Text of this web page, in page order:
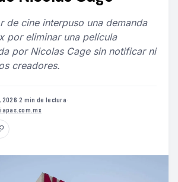
de cine interpuso una demanda
por eliminar una película
por Nicolas Cage sin notificar ni
creadores.
2026·2 min de lectura·